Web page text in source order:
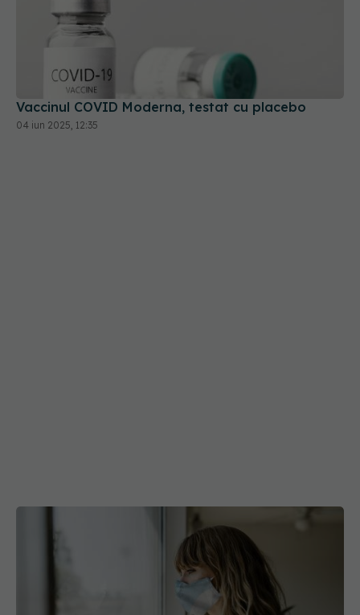
Vaccinul COVID Moderna, testat cu placebo
04 iun 2025, 12:35